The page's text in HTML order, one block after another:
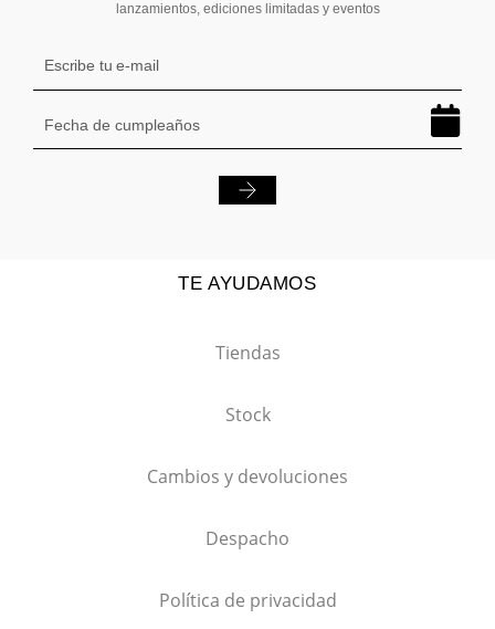
lanzamientos, ediciones limitadas y eventos
TE AYUDAMOS
Tiendas
Stock
Cambios y devoluciones
Despacho
Política de privacidad